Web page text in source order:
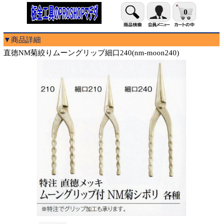
0
▼商品詳細
直徳NM菊絞りムーングリップ細口240(nm-moon240)